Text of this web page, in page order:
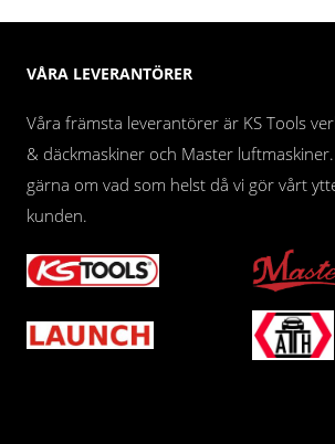
VÅRA LEVERANTÖRER
Våra främsta leverantörer är KS Tools
& däckmaskiner och Master
gärna om vad som helst då vi gör vårt
kunden.